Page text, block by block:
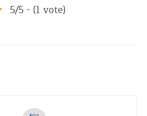
5/5 - (1 vote)